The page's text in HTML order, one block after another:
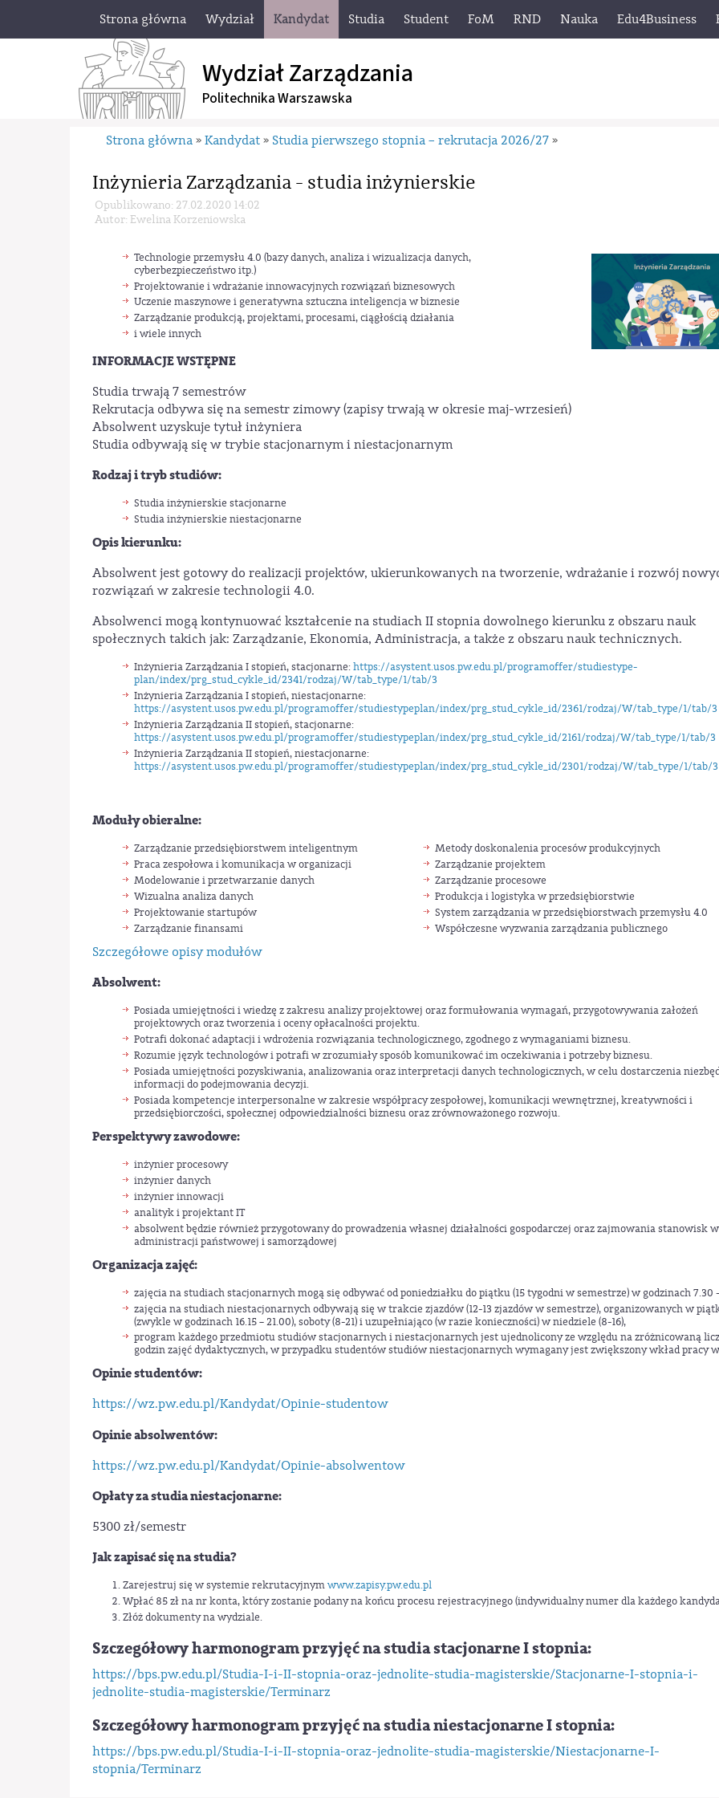
Strona główna Wydział Kandydat Studia Student FoM RND Nauka Edu4Business
Wydział Zarządzania
Politechnika Warszawska
Strona główna » Kandydat » Studia pierwszego stopnia – rekrutacja 2026/27 »
Inżynieria Zarządzania - studia inżynierskie
Opublikowano: 27.02.2020 14:02
Autor: Ewelina Korzeniowska
Technologie przemysłu 4.0 (bazy danych, analiza i wizualizacja danych,
cyberbezpieczeństwo itp.)
Projektowanie i wdrażanie innowacyjnych rozwiązań biznesowych
Uczenie maszynowe i generatywna sztuczna inteligencja w biznesie
Zarządzanie produkcją, projektami, procesami, ciągłością działania
i wiele innych
INFORMACJE WSTĘPNE
Studia trwają 7 semestrów
Rekrutacja odbywa się na semestr zimowy (zapisy trwają w okresie maj-wrzesień)
Absolwent uzyskuje tytuł inżyniera
Studia odbywają się w trybie stacjonarnym i niestacjonarnym
Rodzaj i tryb studiów:
Studia inżynierskie stacjonarne
Studia inżynierskie niestacjonarne
Opis kierunku:
Absolwent jest gotowy do realizacji projektów, ukierunkowanych na tworzenie, wdrażanie i rozwój
rozwiązań w zakresie technologii 4.0.
Absolwenci mogą kontynuować kształcenie na studiach II stopnia dowolnego kierunku z obszaru nauk
społecznych takich jak: Zarządzanie, Ekonomia, Administracja, a także z obszaru nauk technicznych.
Inżynieria Zarządzania I stopień, stacjonarne:https://asystent.usos.pw.edu.pl/programoffer/studiestype-
plan/index/prg_stud_cykle_id/2341/rodzaj/W/tab_type/1/tab/3
Inżynieria Zarządzania I stopień, niestacjonarne:
https://asystent.usos.pw.edu.pl/programoffer/studiestypeplan/index/prg_stud_cykle_id/2361/rodzaj/W/tab_type/1/tab/3
Inżynieria Zarządzania II stopień, stacjonarne:
https://asystent.usos.pw.edu.pl/programoffer/studiestypeplan/index/prg_stud_cykle_id/2161/rodzaj/W/tab_type/1/tab/3
Inżynieria Zarządzania II stopień, niestacjonarne:
https://asystent.usos.pw.edu.pl/programoffer/studiestypeplan/index/prg_stud_cykle_id/2301/rodzaj/W/tab_type/1/tab/3
Moduły obieralne:
Zarządzanie przedsiębiorstwem inteligentnym
Praca zespołowa i komunikacja w organizacji
Modelowanie i przetwarzanie danych
Wizualna analiza danych
Projektowanie startupów
Zarządzanie finansami
Szczegółowe opisy modułów
Metody doskonalenia procesów produkcyjnych
Zarządzanie projektem
Zarządzanie procesowe
Produkcja i logistyka w przedsiębiorstwie
System zarządzania w przedsiębiorstwach przemysłu 4.0
Współczesne wyzwania zarządzania publicznego
Absolwent:
Posiada umiejętności i wiedzę z zakresu analizy projektowej oraz formułowania wymagań, przygotowywania założeń
projektowych oraz tworzenia i oceny opłacalności projektu.
Potrafi dokonać adaptacji i wdrożenia rozwiązania technologicznego, zgodnego z wymaganiami biznesu.
Rozumie język technologów i potrafi w zrozumiały sposób komunikować im oczekiwania i potrzeby biznesu.
Posiada umiejętności pozyskiwania, analizowania oraz interpretacji danych technologicznych, w celu dostarczenia
informacji do podejmowania decyzji.
Posiada kompetencje interpersonalne w zakresie współpracy zespołowej, komunikacji wewnętrznej, kreatywności i
przedsiębiorczości, społecznej odpowiedzialności biznesu oraz zrównoważonego rozwoju.
Perspektywy zawodowe:
inżynier procesowy
inżynier danych
inżynier innowacji
analityk i projektant IT
absolwent będzie również przygotowany do prowadzenia własnej działalności gospodarczej oraz zajmowania stanowisk w
administracji państwowej i samorządowej
Organizacja zajęć:
zajęcia na studiach stacjonarnych mogą się odbywać od poniedziałku do piątku (15 tygodni w semestrze) w godzinach 7.30
zajęcia na studiach niestacjonarnych odbywają się w trakcie zjazdów (12-13 zjazdów w semestrze), organizowanych w
(zwykle w godzinach 16.15 – 21.00), soboty (8-21) i uzupełniająco (w razie konieczności) w niedziele (8-16),
program każdego przedmiotu studiów stacjonarnych i niestacjonarnych jest ujednolicony ze względu na zróżnicowaną
godzin zajęć dydaktycznych, w przypadku studentów studiów niestacjonarnych wymagany jest zwiększony wkład pracy
Opinie studentów:
https://wz.pw.edu.pl/Kandydat/Opinie-studentow
Opinie absolwentów:
https://wz.pw.edu.pl/Kandydat/Opinie-absolwentow
Opłaty za studia niestacjonarne:
5300 zł/semestr
Jak zapisać się na studia?
Zarejestruj się w systemie rekrutacyjnymwww.zapisy.pw.edu.pl
Wpłać 85 zł na nr konta, który zostanie podany na końcu procesu rejestracyjnego (indywidualny numer dla każdego
Złóż dokumenty na wydziale.
Szczegółowy harmonogram przyjęć na studia stacjonarne I stopnia:
https://bps.pw.edu.pl/Studia-I-i-II-stopnia-oraz-jednolite-studia-magisterskie/Stacjonarne-I-stopnia-i-
jednolite-studia-magisterskie/Terminarz
Szczegółowy harmonogram przyjęć na studia niestacjonarne I stopnia:
https://bps.pw.edu.pl/Studia-I-i-II-stopnia-oraz-jednolite-studia-magisterskie/Niestacjonarne-I-
stopnia/Terminarz